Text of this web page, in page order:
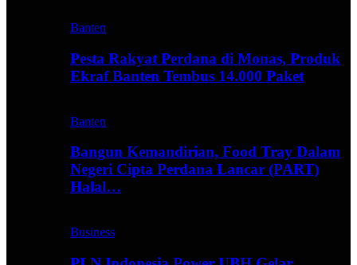
Banten
Pesta Rakyat Perdana di Monas, Produk
Ekraf Banten Tembus 14.000 Paket
Banten
Bangun Kemandirian, Food Tray Dalam
Negeri Cipta Perdana Lancar (PART)
Halal…
Business